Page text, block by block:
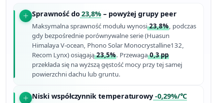
Sprawność do23,8% – powyżej grupy peer
Maksymalna sprawność modułu wynosi23,8%, podczas
gdy bezpośrednie porównywalne serie (Huasun
Himalaya V-ocean, Phono Solar Monocrystalline132,
Recom Lynx) osiągają23,5%. Przewaga0,3 pp
przekłada się na wyższą gęstość mocy przy tej samej
powierzchni dachu lub gruntu.
Niski współczynnik temperaturowy -0,29%/°C